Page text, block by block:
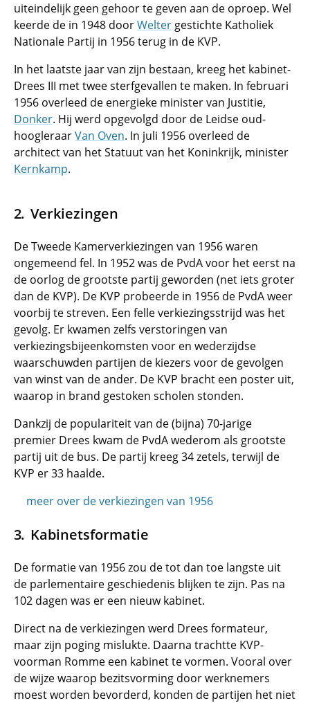
uiteindelijk geen gehoor te geven aan de oproep. Wel
keerde de in 1948 doorWelter gestichte Katholiek
Nationale Partij in 1956 terug in de KVP.
In het laatste jaar van zijn bestaan, kreeg het kabinet-
Drees III met twee sterfgevallen te maken. In februari
1956 overleed de energieke minister van Justitie,
Donker. Hij werd opgevolgd door de Leidse oud-
hoogleraarVan Oven. In juli 1956 overleed de
architect van het Statuut van het Koninkrijk, minister
Kernkamp.
Verkiezingen
De Tweede Kamerverkiezingen van 1956 waren
ongemeend fel. In 1952 was de PvdA voor het eerst na
de oorlog de grootste partij geworden (net iets groter
dan de KVP). De KVP probeerde in 1956 de PvdA weer
voorbij te streven. Een felle verkiezingsstrijd was het
gevolg. Er kwamen zelfs verstoringen van
verkiezingsbijeenkomsten voor en wederzijdse
waarschuwden partijen de kiezers voor de gevolgen
van winst van de ander. De KVP bracht een poster uit,
waarop in brand gestoken scholen stonden.
Dankzij de populariteit van de (bijna) 70-jarige
premier Drees kwam de PvdA wederom als grootste
partij uit de bus. De partij kreeg 34 zetels, terwijl de
KVP er 33 haalde.
meer over de verkiezingen van 1956
Kabinetsformatie
De formatie van 1956 zou de tot dan toe langste uit
de parlementaire geschiedenis blijken te zijn. Pas na
102 dagen was er een nieuw kabinet.
Direct na de verkiezingen werd Drees formateur,
maar zijn poging mislukte. Daarna trachtte KVP-
voorman Romme een kabinet te vormen. Vooral over
de wijze waarop bezitsvorming door werknemers
moest worden bevorderd, konden de partijen het niet